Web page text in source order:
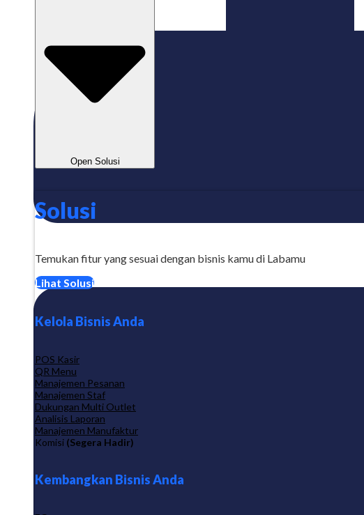
Open Solusi
Solusi
Temukan fitur yang sesuai dengan bisnis kamu di Labamu
Lihat Solusi
Kelola Bisnis Anda
POS Kasir
QR Menu
Manajemen Pesanan
Manajemen Staf
Dukungan Multi Outlet
Analisis Laporan
Manajemen Manufaktur
Komisi (Segera Hadir)
Kembangkan Bisnis Anda